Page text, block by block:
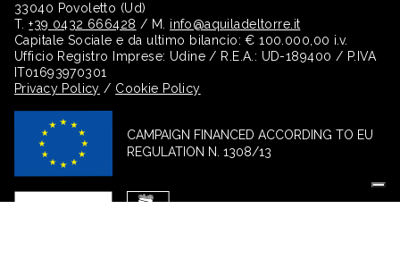
33040 Povoletto (Ud)
T.+39 0432 666428 / M. info@aquiladeltorre.it
Capitale Sociale e da ultimo bilancio: € 100.000,00 i.v.
Ufficio Registro Imprese: Udine / R.E.A.: UD-189400 / P.IVA
IT01693970301
Privacy Policy / Cookie Policy
CAMPAIGN FINANCED ACCORDING TO EU
REGULATION N. 1308/13